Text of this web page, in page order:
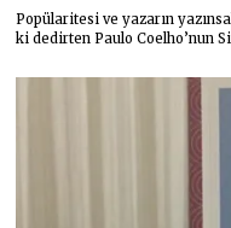
Popülaritesi ve yazarın
ki dedirten Paulo Coelho’nun